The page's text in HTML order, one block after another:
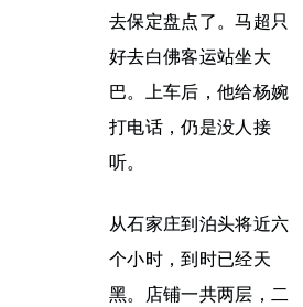
去保定盘点了。马超只
好去白佛客运站坐大
巴。上车后，他给杨婉
打电话，仍是没人接
听。
从石家庄到泊头将近六
个小时，到时已经天
黑。店铺一共两层，二